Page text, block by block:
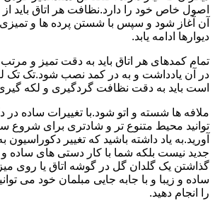
اصول خاص خود را دارد.نظافت هر اتاق باید
آن آغاز شود و سپس با شستن پرده ها و تمیزی
دیوارها ادامه یابد.
تمام کمدهای هر اتاق باید به دقت تمیز و
در آن یادداشت و به در کمد نصب شود.تک تک
است باید به دقت نظافت گردگیری و لکه
ملافه ها شسته و اتو شود.با تغییرات ساده
توانید محیط متنوع تر و شادتری برای شروع
آورید.به یاد داشته باشید که تغییر دکوراسیون
جدید نیست بلکه شما با کار دستی های ساده و
گذاشتن یک گلدان گل در گوشه اتاق یا روی
ساده و زیبا و با جابه جایی مبلمان خود می
را انجام دهید.